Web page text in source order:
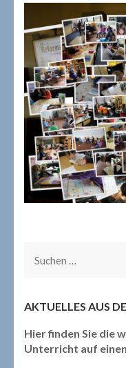
Suchen
AKTUELLES AUS
Hier finden Sie die
Unterricht auf